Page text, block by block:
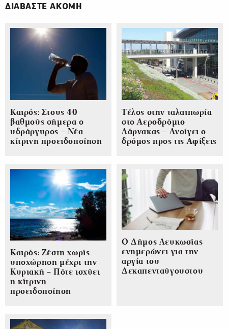
ΔΙΑΒΑΣΤΕ ΑΚΟΜΗ
Καιρός: Στους 40
βαθμούς σήμερα ο
υδράργυρος – Νέα
κίτρινη προειδοποίηση
Τέλος στην ταλαιπωρία
στο Αεροδρόμιο
Λάρνακας – Ανοίγει ο
δρόμος προς τις Αφίξεις
Καιρός: Ζέστη χωρίς
υποχώρηση μέχρι την
Κυριακή – Πότε ισχύει
η κίτρινη
προειδοποίηση
Ο Δήμος Λευκωσίας
ενημερώνει για την
αργία του
Δεκαπενταύγουστου